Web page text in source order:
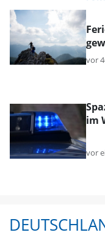
vor
im
vor